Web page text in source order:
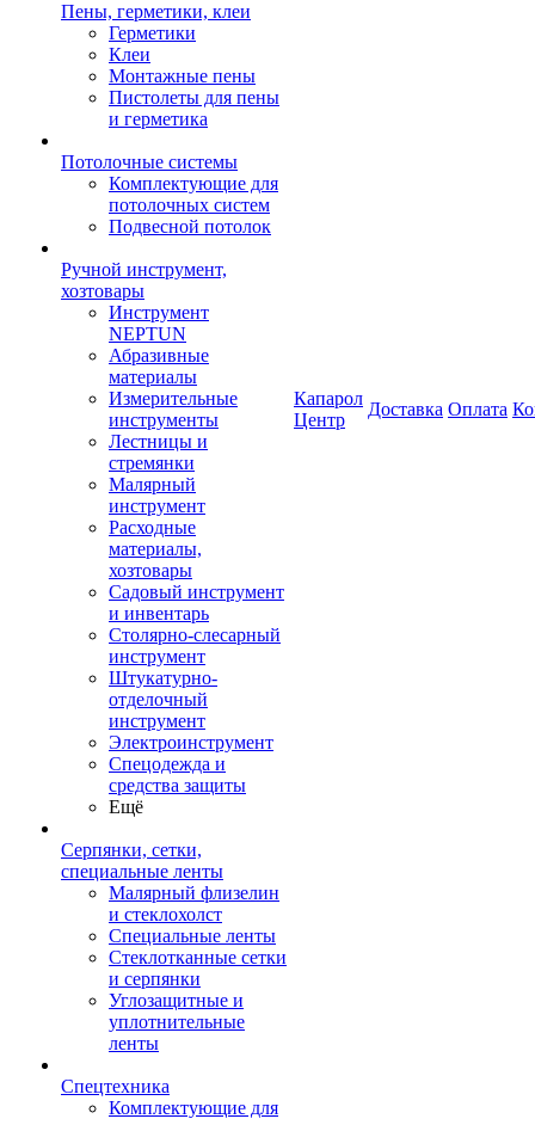
Пены, герметики, клеи
Герметики
Клеи
Монтажные пены
Пистолеты для пены
и герметика
Потолочные системы
Комплектующие для
потолочных систем
Подвесной потолок
Ручной инструмент,
хозтовары
Инструмент
NEPTUN
Абразивные
материалы
Измерительные
инструменты
Лестницы и
стремянки
Малярный
инструмент
Расходные
материалы,
хозтовары
Садовый инструмент
и инвентарь
Столярно-слесарный
инструмент
Штукатурно-
отделочный
инструмент
Электроинструмент
Спецодежда и
средства защиты
Ещё
Серпянки, сетки,
специальные ленты
Малярный флизелин
и стеклохолст
Специальные ленты
Стеклотканные сетки
и серпянки
Углозащитные и
уплотнительные
ленты
Спецтехника
Комплектующие для
Капарол
Центр
Доставка Оплата